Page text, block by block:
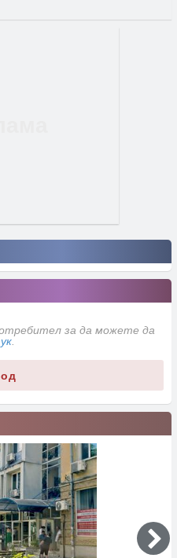
за да можете да